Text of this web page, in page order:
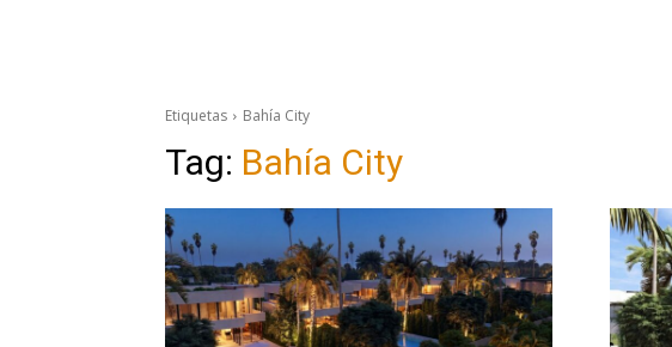
Etiquetas Bahía City
Tag: Bahía City